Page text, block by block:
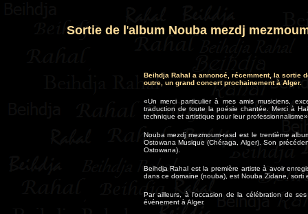
Sortie de l 'album Nouba mezdj
Beihdja Rahal a annoncé, récemment, la sortie
outre, un grand concert prochainement à Alger.
«Un merci particulier à mes amis musiciens,
traduction de toute la poésie chantée. Merci à
technique et artistique pour leur
Nouba mezdj mezmoum-rasd est le trentième
Ostowana Musique (Chéraga, Alger). Son
Ostowana).
Beihdja Rahal est la première artiste à avoir
dans ce domaine (nouba), est Nouba Zidane, sorti
Par ailleurs, à l'occasion de la célébration de
événement à Alger.